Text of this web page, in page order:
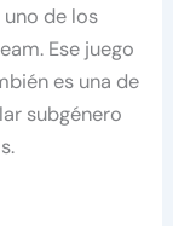
de los
Ese juego
es una de
subgénero